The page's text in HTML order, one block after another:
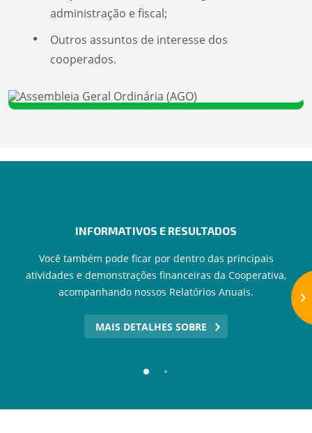
administração e fiscal;
Outros assuntos de interesse dos
cooperados.
INFORMATIVOS E RESULTADOS
Você também pode ficar por dentro das principais
atividades e demonstrações financeiras da Cooperativa,
acompanhando nossos Relatórios Anuais.
MAIS DETALHES SOBRE